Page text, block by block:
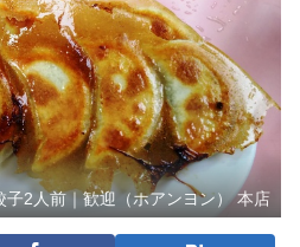
子2人前｜歓迎（ホアンヨン） 本店